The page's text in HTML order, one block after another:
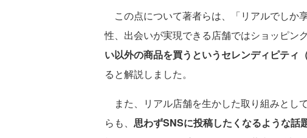
この点について著者らは、「リアルでしか
性、出会いが実現できる店舗ではショッピン
い以外の商品を買うというセレンディピティ
ると解説しました。
また、リアル店舗を生かした取り組みとし
らも、 思わずSNSに投稿したくなるような話